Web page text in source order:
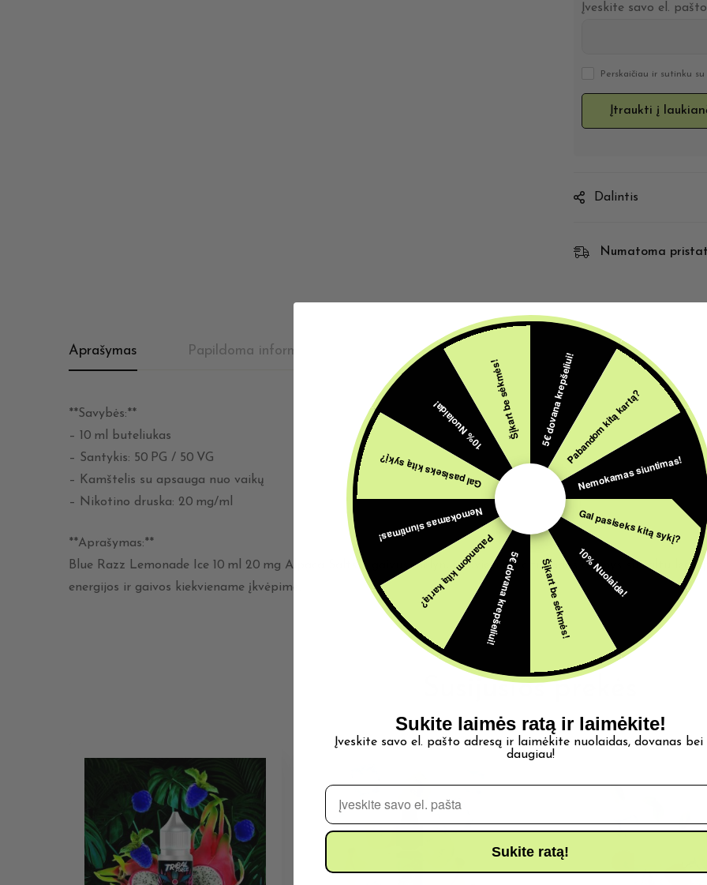
Įveskite savo el.
Perskaičiau ir sutinku
Dalintis
Numatoma
Aprašymas Papildoma informacija Atsiliepimai (0) Klausimai
**Savybės:**
– 10 ml buteliukas
– Santykis: 50 PG / 50 VG
– Kamštelis su apsauga nuo vaikų
– Nikotino druska: 20 mg/ml
**Aprašymas:**
Blue Razz Lemonade Ice 10 ml 20 mg Alpaca Salts – gaivus mėlynųjų aviečių ir citrinados derinys su šaltu
energijos ir gaivos kiekviename įkvėpime.
Susijusios prekės
5€ dovana krepšeliui!Pabandom kitą kartą?
Nemokamas siuntimas!
Gal pasiseks kitą sykį?
10% Nuolaida!
Šįkart be sėkmės!
5€ dovana krepšeliui!
Pabandom kitą kartą?
Nemokamas siuntimas!
Gal pasiseks kitą sykį?
10% Nuolaida!Šįkart be sėkmės!
Sukite laimės ratą ir laimėkite!
Įveskite savo el. pašto adresą ir laimėkite nuolaidas, dovanas bei
daugiau!
El. Pašto adresas
Sukite ratą!